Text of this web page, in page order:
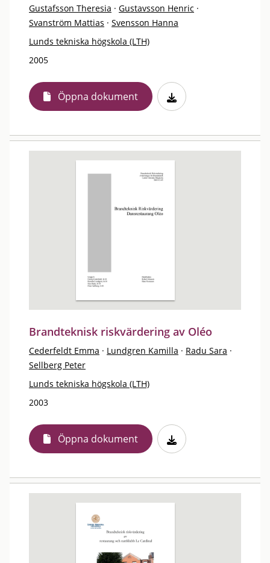
Gustafsson Theresia · Gustavsson Henric ·
Svanström Mattias · Svensson Hanna
Lunds tekniska högskola (LTH)
2005
Öppna dokument
Brandteknisk riskvärdering av Oléo
Cederfeldt Emma · Lundgren Kamilla · Radu Sara ·
Sellberg Peter
Lunds tekniska högskola (LTH)
2003
Öppna dokument